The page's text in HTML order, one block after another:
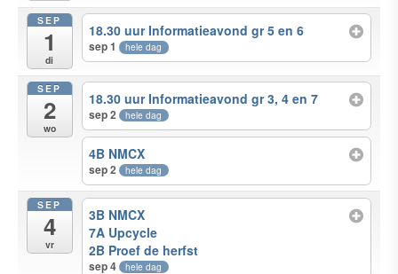
SEP
1
di
18.30 uur Informatieavond gr 5 en 6
sep 1 hele dag
SEP
2
wo
18.30 uur Informatieavond gr 3, 4 en 7
sep 2 hele dag
4B NMCX
sep 2 hele dag
SEP
4
vr
3B NMCX
7A Upcycle
2B Proef de herfst
sep 4 hele dag